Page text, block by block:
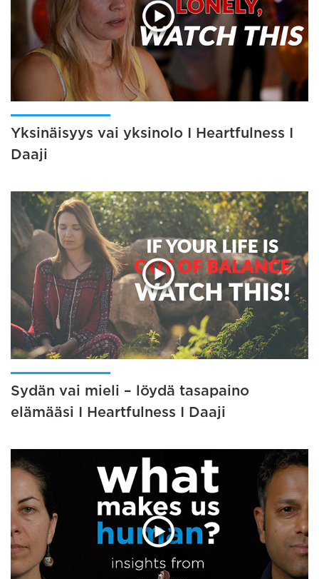
Yksinäisyys vai yksinolo I Heartfulness I
Daaji
Sydän vai mieli – löydä tasapaino
elämääsi I Heartfulness I Daaji